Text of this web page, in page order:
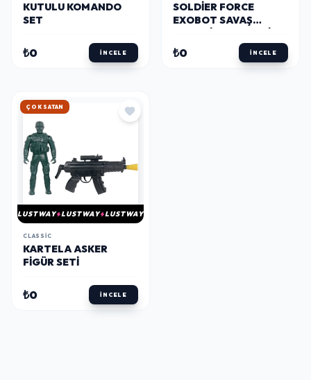
KUTULU KOMANDO
SET
₺0 İNCELE
SOLDIER FORCE
EXOBOT SAVAŞ
₺0 İNCELE
ÇOK SATAN
LUSTWAY LUSTWAY LUSTWAY
CLASSIC
KARTELA ASKER
FIGÜR SETI
₺0 İNCELE